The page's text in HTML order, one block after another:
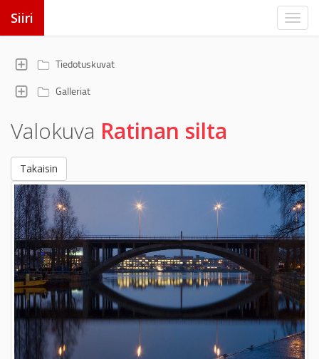
Siiri
Tiedotuskuvat
Galleriat
Valokuva Ratinan silta
Takaisin